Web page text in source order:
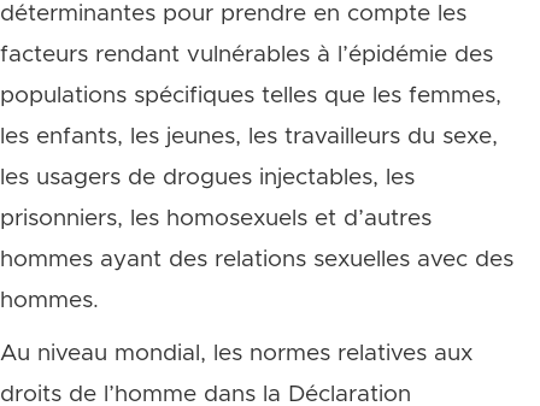
déterminantes pour prendre en compte les
facteurs rendant vulnérables à l’épidémie des
populations spécifiques telles que les femmes,
les enfants, les jeunes, les travailleurs du sexe,
les usagers de drogues injectables, les
prisonniers, les homosexuels et d’autres
hommes ayant des relations sexuelles avec des
hommes.
Au niveau mondial, les normes relatives aux
droits de l’homme dans la Déclaration